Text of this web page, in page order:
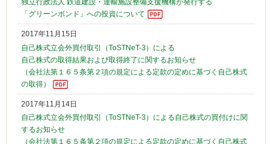
独立行政法人 鉄道建設・運輸施設整備支援機構が発行する
「グリーンボンド」への投資について
2017年11月15日
自己株式立会外買付取引（ToSTNeT-3）による
自己株式の取得結果および取得終了に関するお知らせ
（会社法第１６５条第２項の規定による定款の定めに基づく自己株式
の取得）
2017年11月14日
自己株式立会外買付取引（ToSTNeT-3）による自己株式の買付けに関
するお知らせ
（会社法第１６５条第２項の規定による定款の定めに基づく自己株式